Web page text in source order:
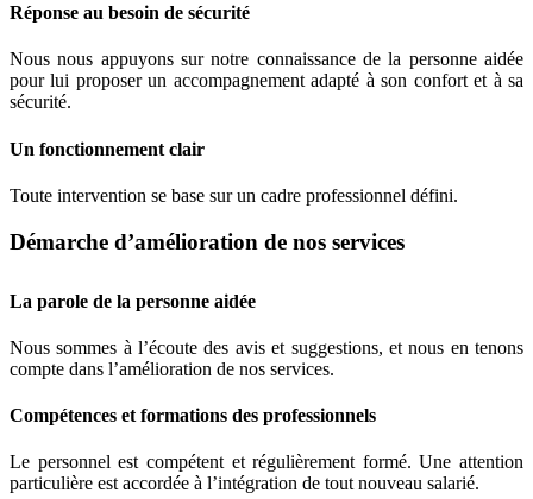
Réponse au besoin de sécurité
Nous nous appuyons sur notre connaissance de la personne aidée
pour lui proposer un accompagnement adapté à son confort et à sa
sécurité.
Un fonctionnement clair
Toute intervention se base sur un cadre professionnel défini.
Démarche d’amélioration de nos services
La parole de la personne aidée
Nous sommes à l’écoute des avis et suggestions, et nous en tenons
compte dans l’amélioration de nos services.
Compétences et formations des professionnels
Le personnel est compétent et régulièrement formé. Une attention
particulière est accordée à l’intégration de tout nouveau salarié.